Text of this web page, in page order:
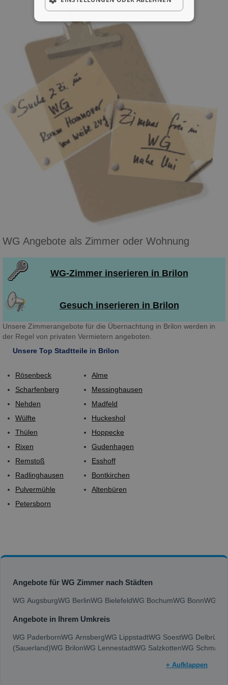
WG Angebote als Zimmer oder Wohnung
WG-Zimmer inserieren in Brilon
Gesuch inserieren in Brilon
Unsere Zimmerangebote für die Übernachtung in Brilon werden in
der Regel von privaten Vermietern angeboten.
Unsere Top Stadtteile in Brilon
Rösenbeck
Scharfenberg
Nehden
Wülfte
Thülen
Rixen
Remstoß
Radlinghausen
Pulvermühle
Petersborn
Alme
Messinghausen
Madfeld
Huckeshol
Hoppecke
Gudenhagen
Esshoff
Bontkirchen
Altenbüren
Angebote für WG Zimmer nach Städten
WG AugsburgWG BerlinWG BielefeldWG BochumWG BonnWG
Angebote in Ihrem Umkreis
WG PaderbornWG ArnsbergWG LippstadtWG SoestWG Delbrück
(Sauerland)WG BrilonWG LennestadtWG SalzkottenWG
+ Aufklappen